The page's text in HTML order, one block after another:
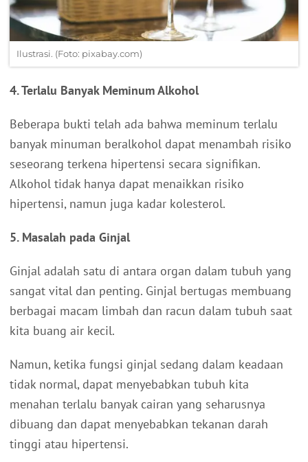
Ilustrasi. (Foto: pixabay.com)
4. Terlalu Banyak Meminum Alkohol
Beberapa bukti telah ada bahwa meminum terlalu
banyak minuman beralkohol dapat menambah risiko
seseorang terkena hipertensi secara signifikan.
Alkohol tidak hanya dapat menaikkan risiko
hipertensi, namun juga kadar kolesterol.
5. Masalah pada Ginjal
Ginjal adalah satu di antara organ dalam tubuh yang
sangat vital dan penting. Ginjal bertugas membuang
berbagai macam limbah dan racun dalam tubuh saat
kita buang air kecil.
Namun, ketika fungsi ginjal sedang dalam keadaan
tidak normal, dapat menyebabkan tubuh kita
menahan terlalu banyak cairan yang seharusnya
dibuang dan dapat menyebabkan tekanan darah
tinggi atau hipertensi.